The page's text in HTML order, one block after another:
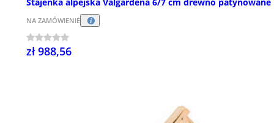
NA ZAMÓWIENIE
zł 988,56